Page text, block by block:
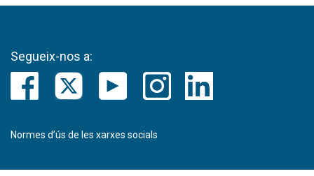
Segueix-nos a:
Normes d’ús de les xarxes socials